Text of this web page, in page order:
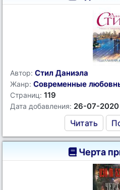
Автор: Стил Даниэла
Жанр: Современные
Страниц: 119
Дата добавления: 26-07-2020
Читать
Черта